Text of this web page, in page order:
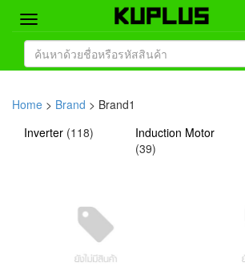
Home
Product
Home > Brand > Brand1
Inverter (118)
Induction Motor
(39)